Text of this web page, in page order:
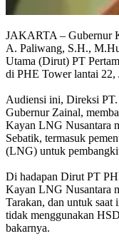
JAKARTA – Gubernur
A. Paliwang, S.H.,
Utama (Dirut) PT
di PHE Tower lantai 22,
Audiensi ini, Direksi
Gubernur Zainal,
Kayan LNG Nusantara
Sebatik, termasuk
(LNG) untuk
Di hadapan Dirut PT
Kayan LNG Nusantara
Tarakan, dan untuk
tidak menggunakan
bakarnya.